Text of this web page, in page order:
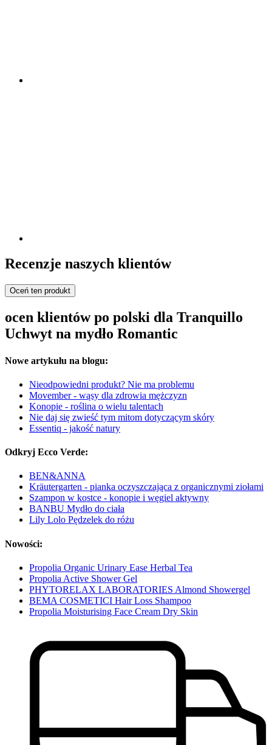
Recenzje naszych klientów
Oceń ten produkt
ocen klientów po polski dla Tranquillo
Uchwyt na mydło Romantic
Nowe artykułu na blogu:
Nieodpowiedni produkt? Nie ma problemu
Movember - wąsy dla zdrowia mężczyzn
Konopie - roślina o wielu talentach
Nie daj się zwieść tym mitom dotyczącym skóry
Essentiq - jakość natury
Odkryj Ecco Verde:
BEN&ANNA
Kräutergarten - pianka oczyszczająca z organicznymi ziołami
Szampon w kostce - konopie i węgiel aktywny
BANBU Mydło do ciała
Lily Lolo Pędzelek do różu
Nowości:
Propolia Organic Urinary Ease Herbal Tea
Propolia Active Shower Gel
PHYTORELAX LABORATORIES Almond Showergel
BEMA COSMETICI Hair Loss Shampoo
Propolia Moisturising Face Cream Dry Skin